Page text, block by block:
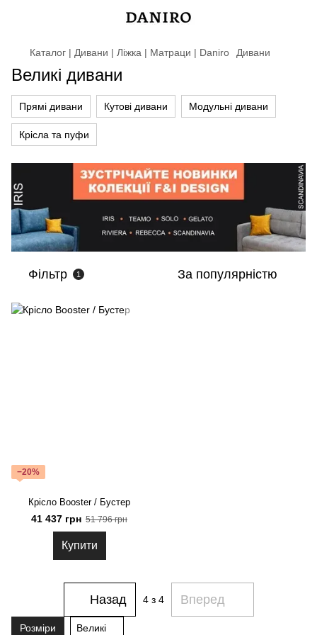
Каталог | Дивани | Ліжка | Матраци | Daniro Дивани
Великі дивани
Прямі дивани Кутові дивани Модульні дивани
Крісла та пуфи
Фільтр 1 За популярністю
−20%
Крісло Booster / Бустер
41 437 грн 51 796 грн
Купити
Назад 4з 4 Вперед
Розміри Великі